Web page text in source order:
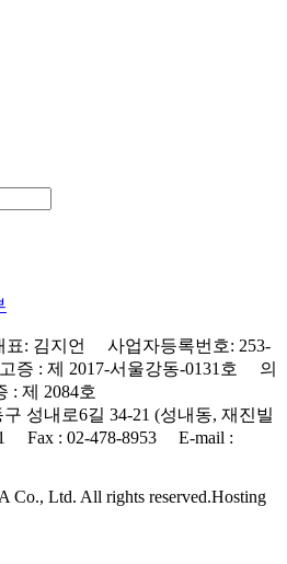
: 김지언 사업자등록번호: 253-
증 : 제 2017-서울강동-0131호 의
: 제 2084호
성내로6길 34-21 (성내동, 재진빌
Fax : 02-478-8953 E-mail :
Ltd. All rights reserved.Hosting